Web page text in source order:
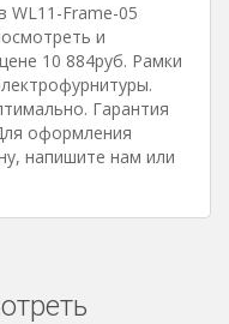
WL11-Frame-05
и
10 884руб. Рамки
Гарантия
оформления
напишите нам или